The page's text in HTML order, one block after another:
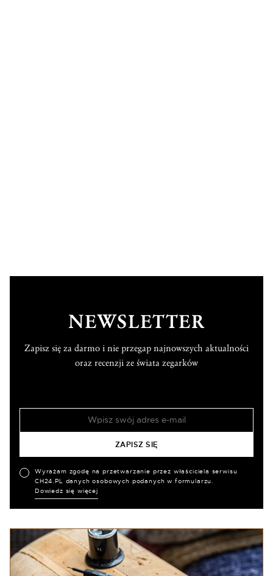
NEWSLETTER
Zapisz się za darmo i nie przegap najnowszych aktualności
oraz recenzji ze świata zegarków
Wyrażam zgodę na przetwarzanie przez właściciela serwisu
CH24.PL danych osobowych podanych w formularzu.
Dowiedz się więcej